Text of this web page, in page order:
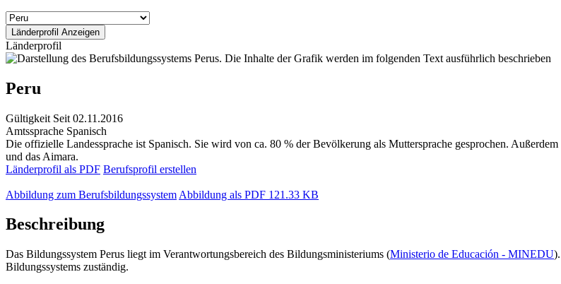
Länderprofil
Peru
Gültigkeit Seit 02.11.2016
Amtssprache Spanisch
Die offizielle Landessprache ist Spanisch. Sie wird von ca. 80 % der Bevölkerung als Muttersprache gesprochen.
und das Aimara.
Länderprofil als PDF Berufsprofil erstellen
Abbildung zum Berufsbildungssystem Abbildung als PDF 121.33 KB
Beschreibung
Das Bildungssystem Perus liegt im Verantwortungsbereich des Bildungsministeriums (Ministerio de Educación - MINEDU
Bildungssystems zuständig.